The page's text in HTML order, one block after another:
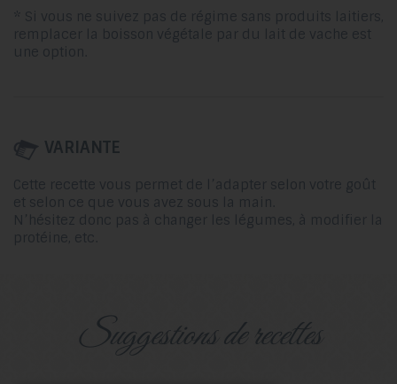
* Si vous ne suivez pas de régime sans produits laitiers,
remplacer la boisson végétale par du lait de vache est
une option.
VARIANTE
Cette recette vous permet de l’adapter selon votre goût
et selon ce que vous avez sous la main.
N’hésitez donc pas à changer les légumes, à modifier la
protéine, etc.
suggestions de recettes